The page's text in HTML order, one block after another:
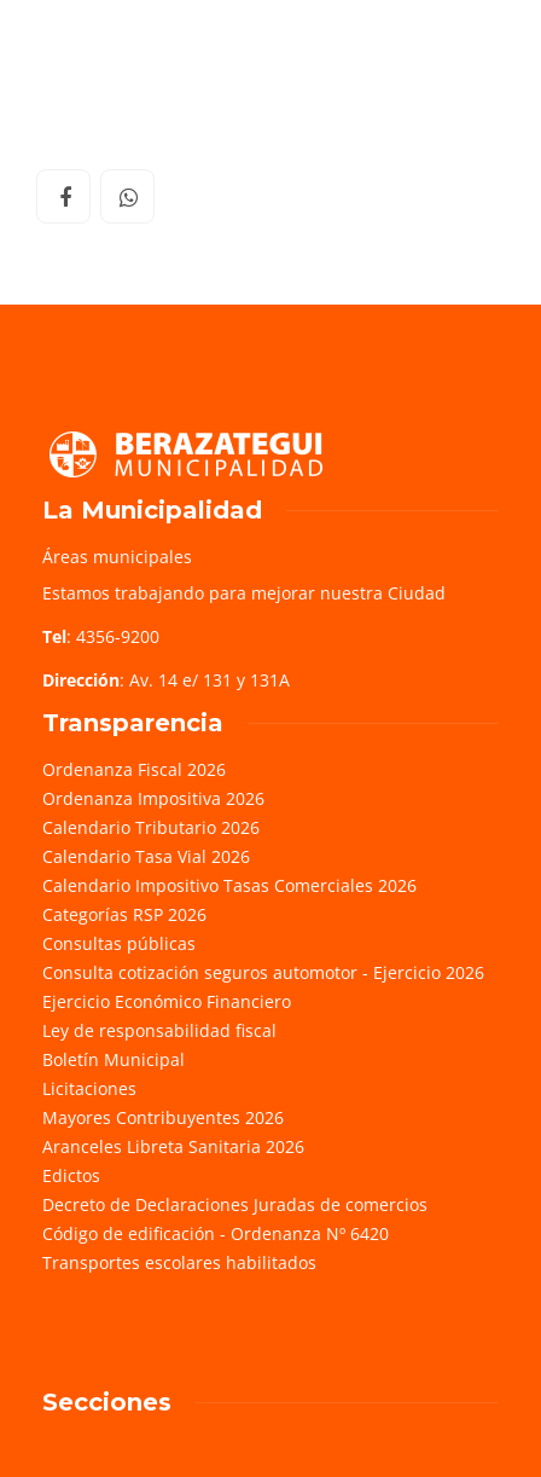
La Municipalidad
Áreas municipales
Estamos trabajando para mejorar nuestra Ciudad
Tel: 4356-9200
Dirección: Av. 14 e/ 131 y 131A
Transparencia
Ordenanza Fiscal 2026
Ordenanza Impositiva 2026
Calendario Tributario 2026
Calendario Tasa Vial 2026
Calendario Impositivo Tasas Comerciales 2026
Categorías RSP 2026
Consultas públicas
Consulta cotización seguros automotor - Ejercicio 2026
Ejercicio Económico Financiero
Ley de responsabilidad fiscal
Boletín Municipal
Licitaciones
Mayores Contribuyentes 2026
Aranceles Libreta Sanitaria 2026
Edictos
Decreto de Declaraciones Juradas de comercios
Código de edificación - Ordenanza Nº 6420
Transportes escolares habilitados
Secciones